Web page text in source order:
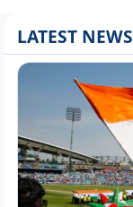
LATEST NEWS